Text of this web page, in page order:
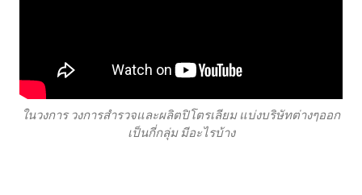
ในวงการ วงการสำรวจและผลิตปิโตรเลียม แบ่งบริษัทต่างๆออก
เป็นกี่กลุ่ม มีอะไรบ้าง